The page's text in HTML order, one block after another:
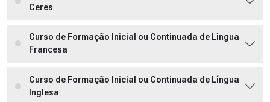
Ceres
Curso de Formação Inicial ou Continuada de Língua
Francesa
Curso de Formação Inicial ou Continuada de Língua
Inglesa